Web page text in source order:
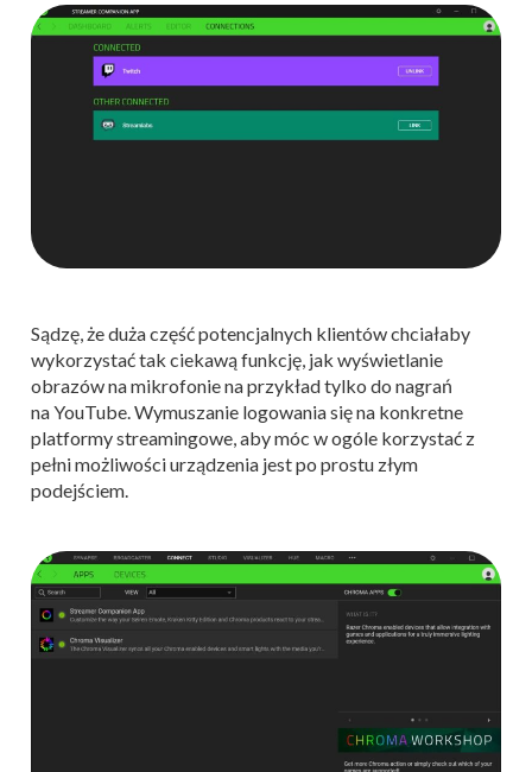
Sądzę, że duża część potencjalnych klientów chciałaby
wykorzystać tak ciekawą funkcję, jak wyświetlanie
obrazów na mikrofonie na przykład tylko do nagrań
na YouTube. Wymuszanie logowania się na konkretne
platformy streamingowe, aby móc w ogóle korzystać z
pełni możliwości urządzenia jest po prostu złym
podejściem.